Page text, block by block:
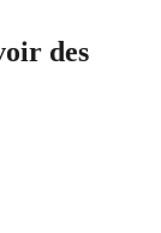
des